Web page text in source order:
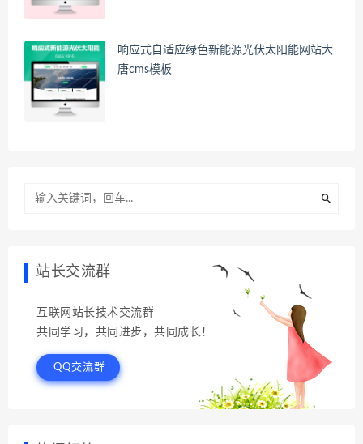
响应式自适应绿色新能源光伏太阳能网站大
唐cms模板
站长交流群
互联网站长技术交流群
共同学习，共同进步，共同成长！
QQ交流群